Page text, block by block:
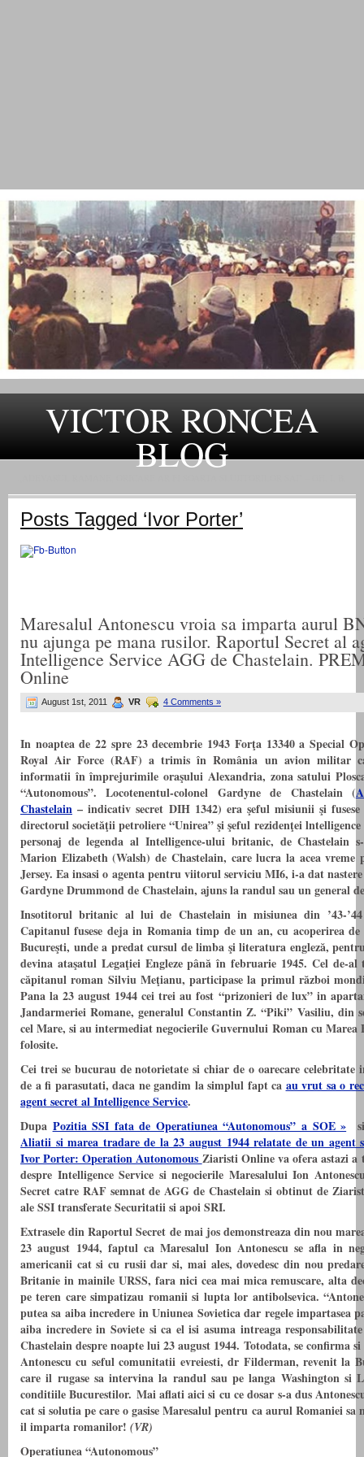
VICTOR RONCEA
BLOG
Posts Tagged ‘Ivor Porter’
Maresalul Antonescu vroia sa imparta aurul
nu ajunga pe mana rusilor. Raportul Secret al
Intelligence Service AGG de Chastelain.
Online
August 1st, 2011 VR 4 Comments »
In noaptea de 22 spre 23 decembrie 1943 Forţa 13340 a Special
Royal Air Force (RAF) a trimis în România un avion militar
informatii în împrejurimile oraşului Alexandria, zona satului
“Autonomous”. Locotenentul-colonel Gardyne de Chastelain (
Chastelain –indicativ secret DIH 1342) era şeful misiunii şi
directorul societăţii petroliere “Unirea” şi şeful rezidenţei
personaj de legenda al Intelligence-ului britanic, de Chastelain
Marion Elizabeth (Walsh) de Chastelain, care lucra la acea
Jersey. Ea insasi o agenta pentru viitorul serviciu MI6, i-a dat
Gardyne Drummond de Chastelain, ajuns la randul sau un general
Insotitorul britanic al lui de Chastelain in misiunea din ’43-
Capitanul fusese deja in Romania timp de un an, cu acoperirea
Bucureşti, unde a predat cursul de limba şi literatura engleză,
devina ataşatul Legaţiei Engleze până în februarie 1945. Cel de-
căpitanul roman Silviu Meţianu, participase la primul război
Pana la 23 august 1944 cei trei au fost “prizonieri de lux” in
Jandarmeriei Romane, generalul Constantin Z. “Piki” Vasiliu, din
cel Mare, si au intermediat negocierile Guvernului Roman cu
folosite.
Cei trei se bucurau de notorietate si chiar de o oarecare celebritate
de a fi parasutati, daca ne gandim la simplul fapt ca au vrut sa o
agent secret al Intelligence Service.
Dupa Pozitia SSI fata de Operatiunea “Autonomous” a SOE »
Aliatii si marea tradare de la 23 august 1944 relatate de un agent
Ivor Porter: Operation Autonomous Ziaristi Online va ofera astazi
despre Intelligence Service si negocierile Maresalului Ion
Secret catre RAF semnat de AGG de Chastelain si obtinut de
ale SSI transferate Securitatii si apoi SRI.
Extrasele din Raportul Secret de mai jos demonstreaza din nou
23 august 1944, faptul ca Maresalul Ion Antonescu se afla in
americanii cat si cu rusii dar si, mai ales, dovedesc din nou
Britanie in mainile URSS, fara nici cea mai mica remuscare, alta
pe teren care simpatizau romanii si lupta lor antibolsevica. “
putea sa aiba incredere in Uniunea Sovietica dar regele impartasea
aiba incredere in Soviete si ca el isi asuma intreaga
Chastelain despre noapte lui 23 august 1944. Totodata, se confirma
Antonescu cu seful comunitatii evreiesti, dr Filderman, revenit la
care il rugase sa intervina la randul sau pe langa Washington si
conditiile Bucurestilor. Mai aflati aici si cu ce dosar s-adus
cat si solutia pe care o gasise Maresalul pentru ca aurul Romaniei
il imparta romanilor! (VR)
Operatiunea “Autonomous”